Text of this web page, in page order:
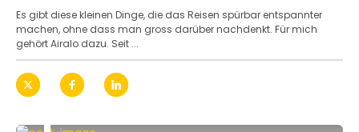
Es gibt diese kleinen Dinge, die das Reisen spürbar entspannter
machen, ohne dass man gross darüber nachdenkt. Für mich
gehört Airalo dazu. Seit ...